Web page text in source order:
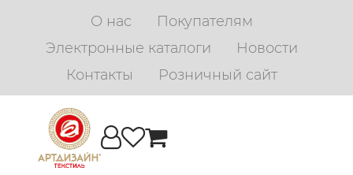
О нас
Покупателям
Электронные каталоги
Новости
Контакты
Розничный сайт